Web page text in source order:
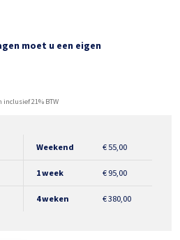
moet u een eigen
21% BTW
Weekend € 55,00
1 week € 95,00
4 weken €380,00